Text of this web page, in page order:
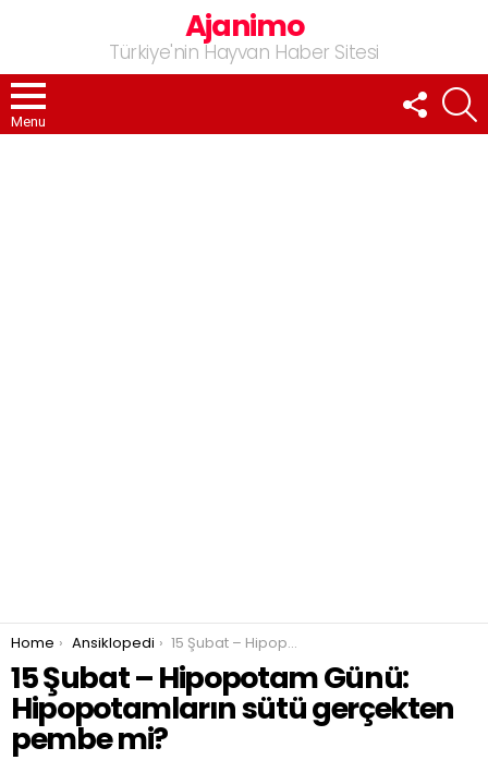
Ajanimo
Türkiye'nin Hayvan Haber Sitesi
Menu
FOLLOW
US
You are here:
Home Ansiklopedi 15 Şubat – Hipopotam Günü: Hipopotamların sütü gerçekten pembe mi?
15 Şubat – Hipopotam Günü:
Hipopotamların sütü gerçekten
pembe mi?